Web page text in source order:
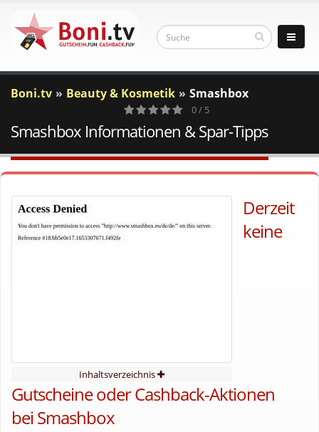
Boni.tv Beauty & Kosmetik Smashbox
0
Votes
0 / 5
Smashbox Informationen & Spar-Tipps
Inhaltsverzeichnis
Derzeit
keine
Gutscheine oder Cashback-Aktionen
bei Smashbox